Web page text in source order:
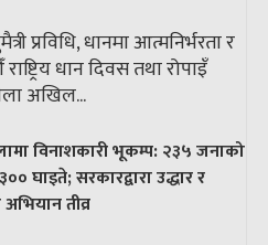
प्रविधि, धानमा आत्मनिर्भरता र
धान दिवस तथा रोपाइँ
अखिल...
विनाशकारी भूकम्प: २३५ जनाको
घाइते; सरकारद्वारा उद्धार र
तीव्र